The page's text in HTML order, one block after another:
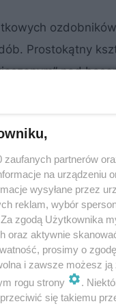
Prostokątny
nad
bo
zaufanych partnerów
na urządzeniu
wysyłane przez
reklam, wybór
Za zgodą Użytkownika
oraz aktywnie
prosimy o
i zawsze możesz
rogu strony
.
się takiemu